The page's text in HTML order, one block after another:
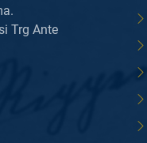
Trg Ante